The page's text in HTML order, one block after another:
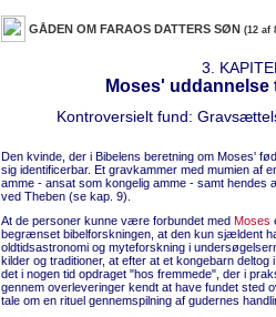
GÅDEN OM FARAOS DATTERS SØN (12 af
3. KAPITEL
Moses'
Kontroversielt fund:
Den kvinde, der i Bibelens beretning om Moses'
sig identificerbar. Et gravkammer med mumien af
amme - ansat som kongelig amme - samt
ved Theben (se kap. 9).
At de personer kunne være forbundet med Moses
begrænset bibelforskningen, at den kun sjældent
oldtidsastronomi og myteforskning i
kilder og traditioner, at efter at et kongebarn
det i nogen tid opdraget "hos fremmede", der i
gennem overleveringer kendt at have fundet sted
tale om en rituel gennemspilning af gudernes